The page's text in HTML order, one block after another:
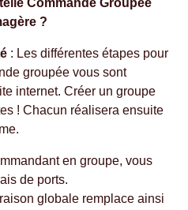
Commande Groupée
?
: Les différentes étapes pour
groupée vous sont
internet. Créer un groupe
! Chacun réalisera ensuite
en groupe, vous
de ports.
globale remplace ainsi